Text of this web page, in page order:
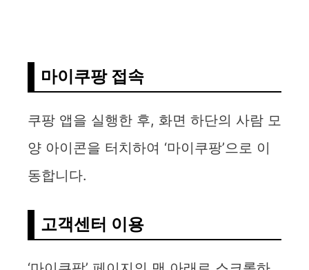
마이쿠팡 접속
쿠팡 앱을 실행한 후, 화면 하단의 사람 모
양 아이콘을 터치하여 ‘마이쿠팡’으로 이
동합니다.
고객센터 이용